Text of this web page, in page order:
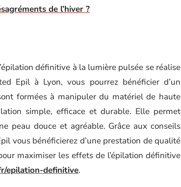
de l’hiver ?
définitive à la lumière pulsée se réalise
Epil à Lyon, vous pourrez bénéficier d’un
formées à manipuler du matériel de haute
simple, efficace et durable. Elle permet
peau douce et agréable. Grâce aux conseils
vous bénéficierez d’une prestation de qualité
maximiser les effets de l’épilation définitive
epilation-definitive.